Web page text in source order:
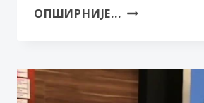
ОПШИРНИЈЕ... У
УЛАЗНИЦА
ЗА